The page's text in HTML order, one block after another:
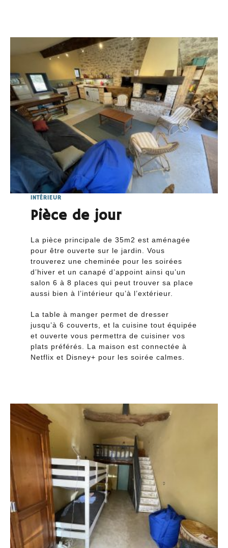
INTÉRIEUR
Pièce de jour
La pièce principale de 35m2 est aménagée
pour être ouverte sur le jardin. Vous
trouverez une cheminée pour les soirées
d’hiver et un canapé d’appoint ainsi qu’un
salon 6 à 8 places qui peut trouver sa place
aussi bien à l’intérieur qu’à l’extérieur.
La table à manger permet de dresser
jusqu’à 6 couverts, et la cuisine tout équipée
et ouverte vous permettra de cuisiner vos
plats préférés. La maison est connectée à
Netflix et Disney+ pour les soirée calmes.